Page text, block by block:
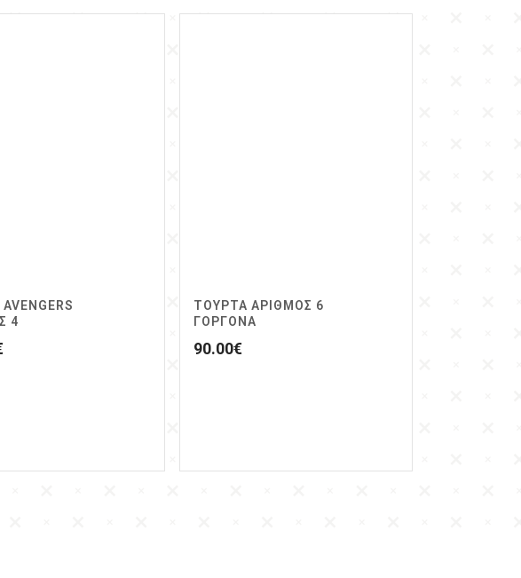
4
ΤΟΥΡΤΑ ΑΡΙΘΜΟΣ 6
ΓΟΡΓΟΝΑ
90.00€